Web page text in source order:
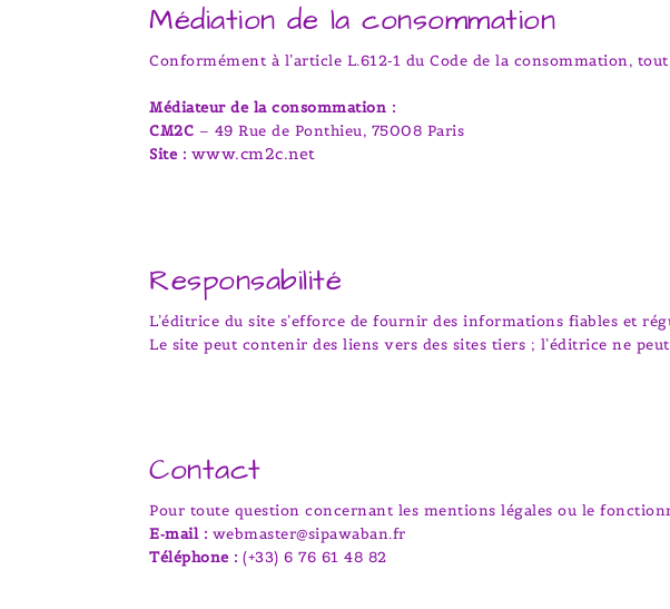
Médiation de la consommation
Conformément à l’article L.612‑1 du Code de la consommation,
Médiateur de la consommation :
CM2C – 49 Rue de Ponthieu, 75008 Paris
Site : www.cm2c.net
Responsabilité
L’éditrice du site s’efforce de fournir des informations fiables et
Le site peut contenir des liens vers des sites tiers ; l’éditrice ne
Contact
Pour toute question concernant les mentions légales ou le
E‑mail : webmaster@sipawaban.fr
Téléphone : (+33) 6 76 61 48 82